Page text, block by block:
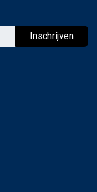
Inschrijven